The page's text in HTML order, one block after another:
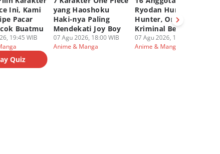
Ini, Kami
Pacar
Buatmu
19:45 WIB
Quiz
yang Haoshoku
Haki-nya Paling
Mendekati Joy Boy
07 Agu 2026, 18:00 WIB
Anime & Manga
Ryodan Hunter x
Hunter, Organisasi
Kriminal Berbahaya
07 Agu 2026, 17:00 WIB
Anime & Manga